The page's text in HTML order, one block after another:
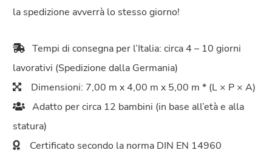
la spedizione avverrà lo stesso giorno!
Tempi di consegna per l’Italia: circa 4 – 10 giorni
lavorativi (Spedizione dalla Germania)
Dimensioni: 7,00 m x 4,00 m x 5,00 m * (L × P × A)
Adatto per circa 12 bambini (in base all’età e alla
statura)
Certificato secondo la norma DIN EN 14960